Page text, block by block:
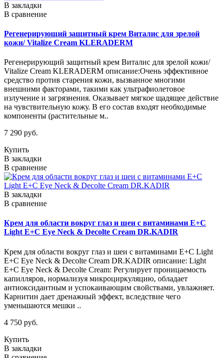
В закладки
В сравнение
Регенерирующий защитный крем Виталис для зрелой
кожи/ Vitalize Cream KLERADERM
Регенерирующий защитный крем Виталис для зрелой кожи/
Vitalize Cream KLERADERM описание:Очень эффективное
средство против старения кожи, вызванное многими
внешними факторами, такими как ультрафиолетовое
излучение и загрязнения. Оказывает мягкое щадящее действие
на чувствительную кожу. В его состав входят необходимые
компоненты (растительные м..
7 290 руб.
Купить
В закладки
В сравнение
В закладки
В сравнение
Крем для области вокруг глаз и шеи c витаминами Е+С
Light E+C Eye Neck & Decolte Cream DR.KADIR
Крем для области вокруг глаз и шеи c витаминами Е+С Light
E+C Eye Neck & Decolte Cream DR.KADIR описание: Light
E+C Eye Neck & Decolte Cream: Регулирует проницаемость
капилляров, нормализуя микроциркуляцию, обладает
антиоксидантным и успокаивающим свойствами, увлажняет.
Карнитин дает дренажный эффект, вследствие чего
уменьшаются мешки ..
4 750 руб.
Купить
В закладки